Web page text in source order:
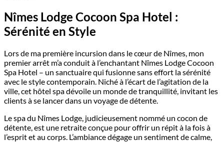
Nîmes Lodge Cocoon Spa Hotel :
Sérénité en Style
Lors de ma première incursion dans le cœur de Nîmes, mon
premier arrêt m’a conduit à l’enchantant Nîmes Lodge Cocoon
Spa Hotel – un sanctuaire qui fusionne sans effort la sérénité
avec le style contemporain. Niché à l’écart de l’agitation de la
ville, cet hôtel spa dévoile un monde de tranquillité, invitant les
clients à se lancer dans un voyage de détente.
Le spa du Nîmes Lodge, judicieusement nommé un cocon de
détente, est une retraite conçue pour offrir un répit à la fois à
l’esprit et au corps. L’ambiance dégage un sentiment de calme,